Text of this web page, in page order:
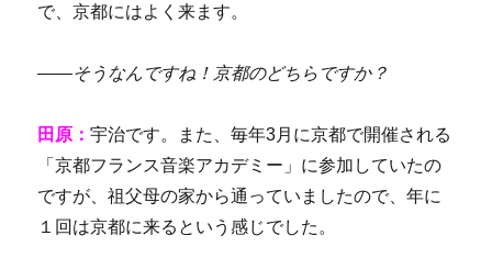
で、京都にはよく来ます。
――そうなんですね！ 京都のどちらですか？
田原：宇治です。また、毎年3月に京都で開催される
「京都フランス音楽アカデミー」に参加していたの
ですが、祖父母の家から通っていましたので、年に
１回は京都に来るという感じでした。